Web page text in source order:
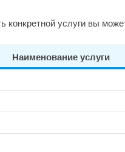
услуги вы
Наименование услуги